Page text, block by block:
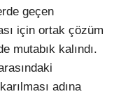
geçen
için ortak çözüm
mutabık kalındı.
adına